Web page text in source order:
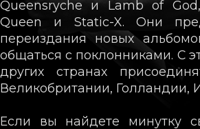
Queensryche и Lamb of
Queen и Static-X. Они
переиздания новых
общаться с поклонниками. С
других странах
Великобритании, Голландии,
Если вы найдете минутку